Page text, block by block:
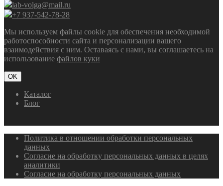
lab-volga@mail.ru
+7 937-542-78-28
Мы используем файлы cookie для обеспечения необходимой
работоспособности сайта и персонализации вашего
взаимодействия с ним. Оставаясь с нами, вы соглашаетесь на
использование файлов куки
OK
Каталог
Блог
Политика в отношении обработки персональных
данных
Согласие на обработку персональных данных в целях
аналитики
Согласие на обработку персональных данных